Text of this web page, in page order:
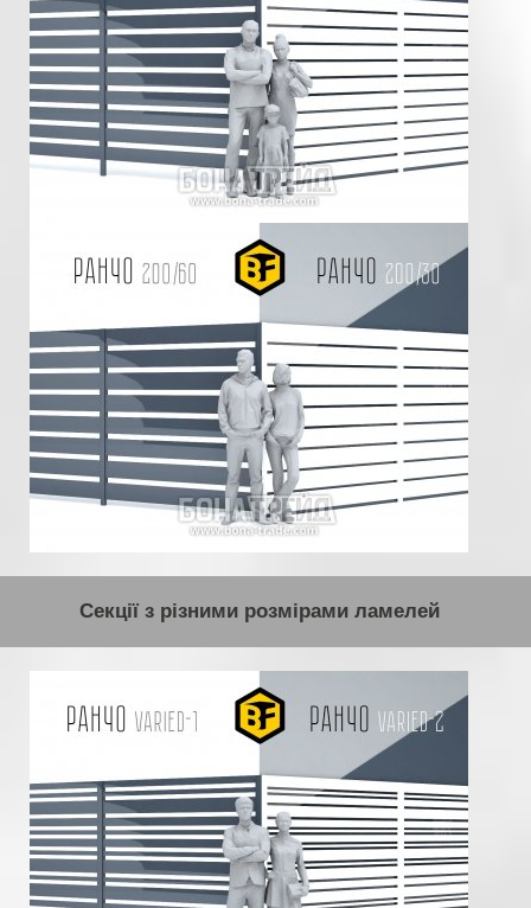
Секції з різними розмірами ламелей